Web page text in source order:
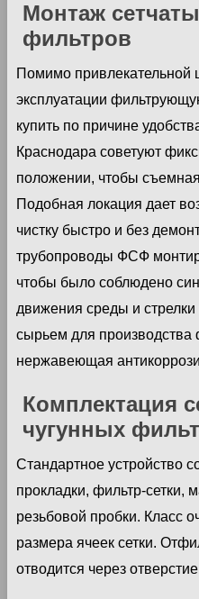
Монтаж
фильтров
Помимо привлекательной
эксплуатации
купить по причине
Краснодара советуют
положении, чтобы
Подобная локация дает
чистку быстро и без
трубопроводы ФСФ
чтобы было соблюдено
движения среды и
сырьем для производства
нержавеющая
Комплектация
чугунных
Стандартное устройство
прокладки, фильтр-сетки,
резьбовой пробки. Класс
размера ячеек сетки.
отводится через